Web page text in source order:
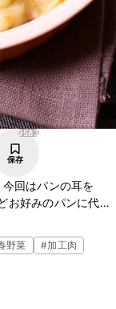
9583
保存
回はパンの耳を
お好みのパンに代え
つにもオススメです
野菜 #加工肉